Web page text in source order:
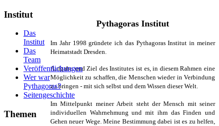
Pythagoras Institut
Im Jahr 1998 gründete ich das Pythagoras Institut in meiner
Heimatstadt Dresden.
Aufgabe und Ziel des Institutes ist es, in diesem Rahmen eine
Möglichkeit zu schaffen, die Menschen wieder in Verbindung
zu bringen - mit sich selbst und dem Wissen dieser Welt.
Im Mittelpunkt meiner Arbeit steht der Mensch mit seiner
individuellen Wahrnehmung und mit ihm das Finden und
Gehen neuer Wege. Meine Bestimmung dabei ist es zu helfen,
Institut
Das
Institut
Das
Team
Veröffentlichungen
Wer war
Pythagoras?
Seitengeschichte
Themen